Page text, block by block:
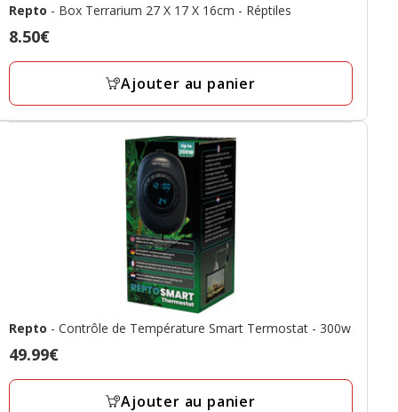
Repto - Box Terrarium 27 X 17 X 16cm - Réptiles
Prix
8.50€
8.50€
Ajouter au panier
Repto - Contrôle de Température Smart Termostat - 300w
Prix
49.99€
49.99€
Ajouter au panier